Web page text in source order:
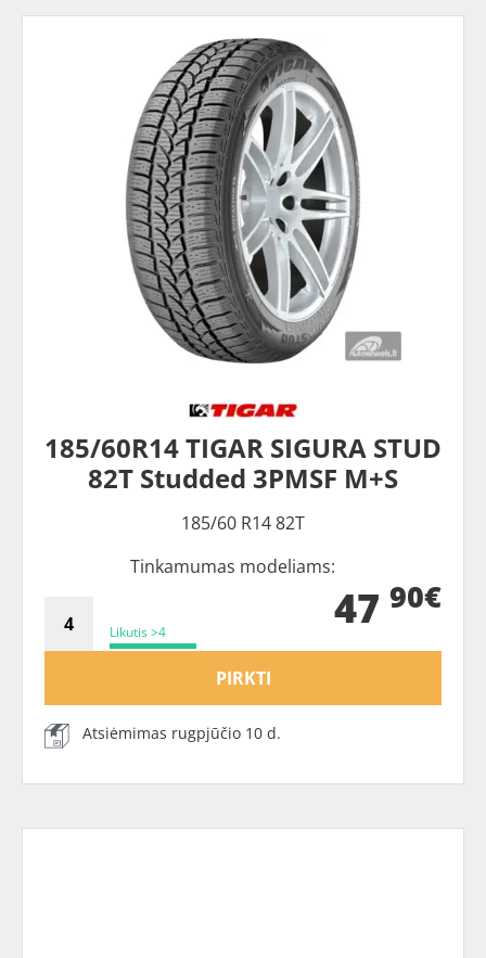
185/60R14 TIGAR SIGURA STUD
82T Studded 3PMSF M+S
185/60 R14 82T
Tinkamumas modeliams:
Likutis >4 47 90€
PIRKTI
Atsiėmimas rugpjūčio 10 d.